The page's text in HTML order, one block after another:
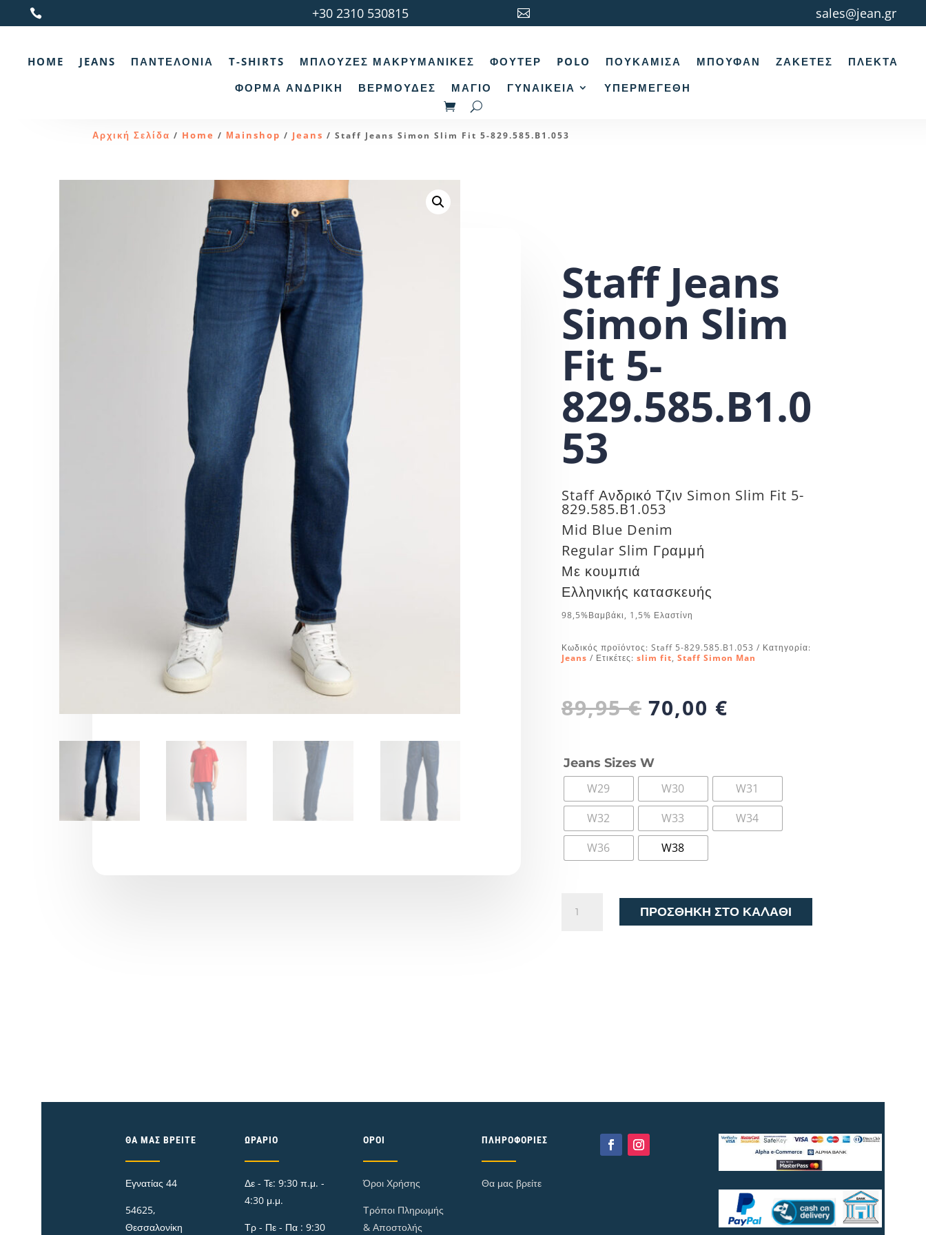
 +30 2310 530815  sales@jean.gr
HOME JEANS ΠΑΝΤΕΛΌΝΙΑ T-SHIRTS ΜΠΛΟΎΖΕΣ ΜΑΚΡΥΜΆΝΙΚΕΣ ΦΟΎΤΕΡ POLO ΠΟΥΚΆΜΙΣΑ ΜΠΟΥΦΆΝ ΖΑΚΈΤΕΣ
ΠΛΕΚΤΆ
ΦΌΡΜΑ ΑΝΔΡΙΚΉ
ΒΕΡΜΟΎΔΕΣ ΜΑΓΙΌ ΓΥΝΑΙΚΕΊΑ ΥΠΕΡΜΕΓΈΘΗ
Αρχική Σελίδα / Home / Μainshop / Jeans / Staff Jeans Simon Slim Fit 5-829.585.B1.053
Staff Jeans
Simon Slim
Fit 5-
829.585.B1.0
53
Staff Ανδρικό Τζιν Simon Slim Fit 5-
829.585.B1.053
Mid Blue Denim
Regular Slim Γραμμή
Με κουμπιά
Ελληνικής κατασκευής
98,5%Βαμβάκι, 1,5% Ελαστίνη
Κωδικός προϊόντος: Staff 5-829.585.B1.053
Κατηγορία:
Jeans
Ετικέτες: slim fit, Staff Simon Man
89,95€ Original
price
89,95 €.
70,00 €
είναι:
70,00 €.
Jeans Sizes W
W29
W30
W31
W32
W33
W34
W36
W38
Jeans
ΠΡΟΣΘΉΚΗ ΣΤΟ ΚΑΛΆΘΙ
ΘΑ ΜΑΣ ΒΡΕΊΤΕ
Εγνατίας 44
54625,
Θεσσαλονίκη
ΩΡΆΡΙΟ
Δε - Τε: 9:30 π.μ. -
4:30 μ.μ.
Τρ - Πε - Πα : 9:30
ΌΡΟΙ
Όροι Χρήσης
Τρόποι Πληρωμής
& Αποστολής
ΠΛΗΡΟΦΟΡΊΕΣ
Θα μας βρείτε